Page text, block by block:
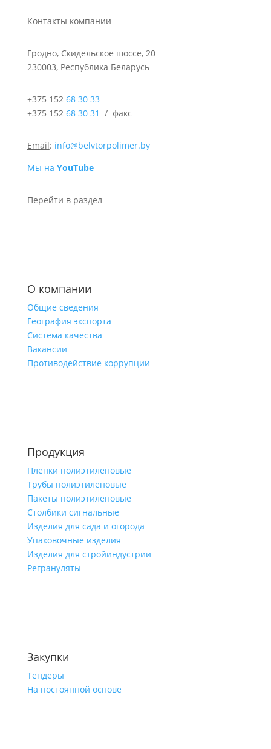
Контакты компании
Гродно, Скидельское шоссе, 20
230003, Республика Беларусь
+375 152 68 30 33
+375 152 68 30 31 / факс
Email: info@belvtorpolimer.by
Мы на YouTube
Перейти в раздел
О компании
Общие сведения
География экспорта
Система качества
Вакансии
Противодействие коррупции
Продукция
Пленки полиэтиленовые
Трубы полиэтиленовые
Пакеты полиэтиленовые
Столбики сигнальные
Изделия для сада и огорода
Упаковочные изделия
Изделия для стройиндустрии
Регрануляты
Закупки
Тендеры
На постоянной основе